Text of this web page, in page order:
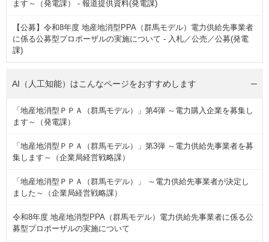
ます～（発電課） - 報道提供資料(発電課)
【公募】令和8年度 地産地消型PPA（群馬モデル）電力供給先事業者
に係る公募型プロポーザルの実施について - 入札／公売／公募(発電
課)
AI（人工知能）はこんなページをおすすめします
「地産地消型ＰＰＡ（群馬モデル）」第4弾 ～電力購入企業を募集し
ます～（発電課）
「地産地消型ＰＰＡ（群馬モデル）」第3弾 ～電力供給先事業者を募
集します～（企業局経営戦略課）
「地産地消型ＰＰＡ（群馬モデル）」 ～電力供給先事業者が決定し
ました～（企業局経営戦略課）
令和8年度 地産地消型PPA（群馬モデル）電力供給先事業者に係る公
募型プロポーザルの実施について